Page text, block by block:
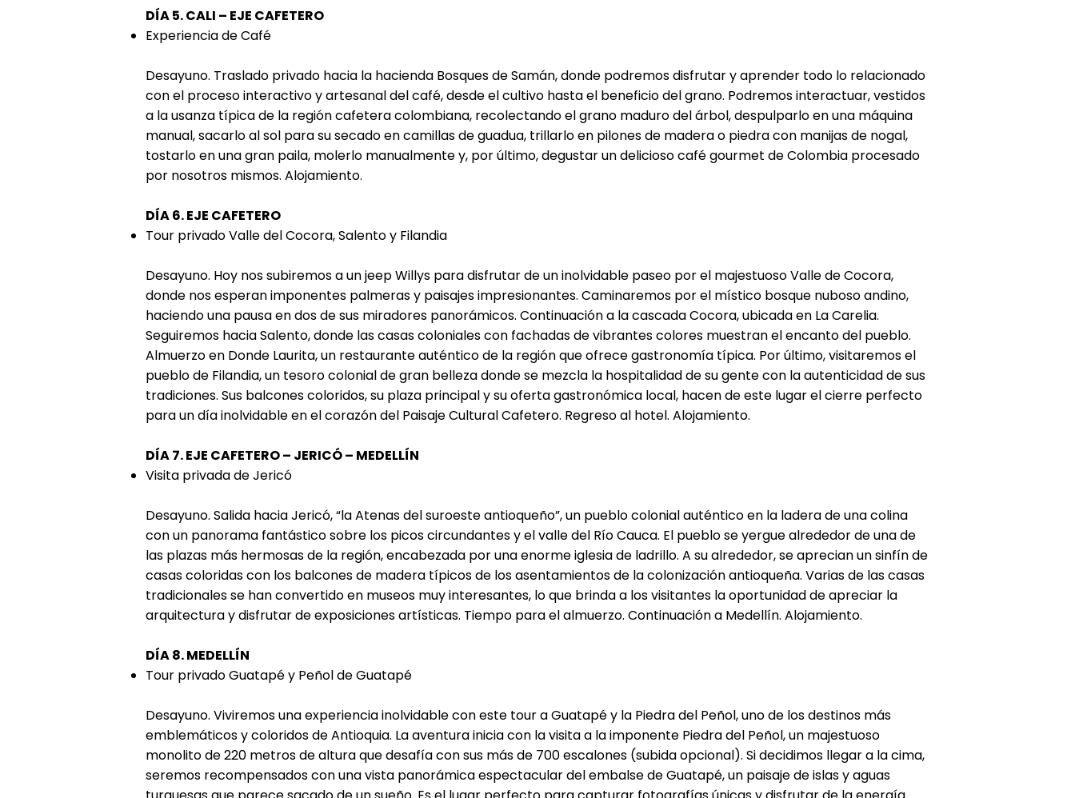
DÍA 5. CALI – EJE CAFETERO
Experiencia de Café
Desayuno. Traslado privado hacia la hacienda Bosques de Samán, donde podremos disfrutar y aprender todo lo relacionado
con el proceso interactivo y artesanal del café, desde el cultivo hasta el beneficio del grano. Podremos interactuar, vestidos
a la usanza típica de la región cafetera colombiana, recolectando el grano maduro del árbol, despulparlo en una máquina
manual, sacarlo al sol para su secado en camillas de guadua, trillarlo en pilones de madera o piedra con manijas de nogal,
tostarlo en una gran paila, molerlo manualmente y, por último, degustar un delicioso café gourmet de Colombia procesado
por nosotros mismos. Alojamiento.
DÍA 6. EJE CAFETERO
Tour privado Valle del Cocora, Salento y Filandia
Desayuno. Hoy nos subiremos a un jeep Willys para disfrutar de un inolvidable paseo por el majestuoso Valle de Cocora,
donde nos esperan imponentes palmeras y paisajes impresionantes. Caminaremos por el místico bosque nuboso andino,
haciendo una pausa en dos de sus miradores panorámicos. Continuación a la cascada Cocora, ubicada en La Carelia.
Seguiremos hacia Salento, donde las casas coloniales con fachadas de vibrantes colores muestran el encanto del pueblo.
Almuerzo en Donde Laurita, un restaurante auténtico de la región que ofrece gastronomía típica. Por último, visitaremos el
pueblo de Filandia, un tesoro colonial de gran belleza donde se mezcla la hospitalidad de su gente con la autenticidad de sus
tradiciones. Sus balcones coloridos, su plaza principal y su oferta gastronómica local, hacen de este lugar el cierre perfecto
para un día inolvidable en el corazón del Paisaje Cultural Cafetero. Regreso al hotel. Alojamiento.
DÍA 7. EJE CAFETERO – JERICÓ – MEDELLÍN
Visita privada de Jericó
Desayuno. Salida hacia Jericó, “la Atenas del suroeste antioqueño”, un pueblo colonial auténtico en la ladera de una colina
con un panorama fantástico sobre los picos circundantes y el valle del Río Cauca. El pueblo se yergue alrededor de una de
las plazas más hermosas de la región, encabezada por una enorme iglesia de ladrillo. A su alrededor, se aprecian un sinfín de
casas coloridas con los balcones de madera típicos de los asentamientos de la colonización antioqueña. Varias de las casas
tradicionales se han convertido en museos muy interesantes, lo que brinda a los visitantes la oportunidad de apreciar la
arquitectura y disfrutar de exposiciones artísticas. Tiempo para el almuerzo. Continuación a Medellín. Alojamiento.
DÍA 8. MEDELLÍN
Tour privado Guatapé y Peñol de Guatapé
Desayuno. Viviremos una experiencia inolvidable con este tour a Guatapé y la Piedra del Peñol, uno de los destinos más
emblemáticos y coloridos de Antioquia. La aventura inicia con la visita a la imponente Piedra del Peñol, un majestuoso
monolito de 220 metros de altura que desafía con sus más de 700 escalones (subida opcional). Si decidimos llegar a la cima,
seremos recompensados con una vista panorámica espectacular del embalse de Guatapé, un paisaje de islas y aguas